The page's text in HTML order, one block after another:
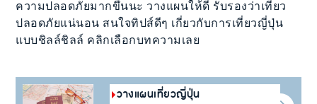
ความปลอดภัยมากขึ้นนะ วางแผนให้ดี รับรองว่าเที่ยว
ปลอดภัยแน่นอน สนใจทิปส์ดีๆ เกี่ยวกับการเที่ยวญี่ปุ่น
แบบชิลล์ชิลล์ คลิกเลือกบทความเลย
วางแผนเที่ยวญี่ปุ่น